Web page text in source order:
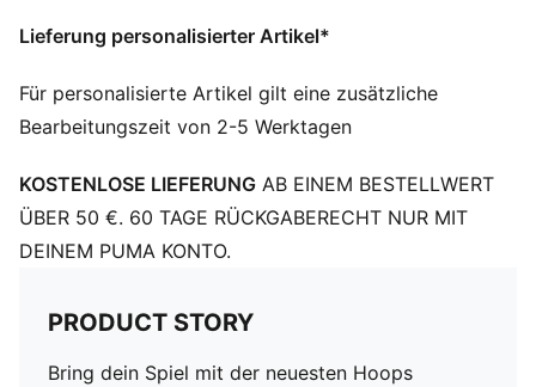
In die Zwischensohle eingearbeitete weiche
visueller technischer Ästhetik
TPU-ummantelter Formstrip für zusätzlichen Halt am
Durchgehende Gummilaufsohle mit hoher
Abriebfestigkeit von PUMA für bessere
Strapazierfähigkeit und Traktion
Lieferung personalisierter Artikel*
Für personalisierte Artikel gilt eine zusätzliche
Bearbeitungszeit von 2-5 Werktagen
KOSTENLOSE LIEFERUNG AB EINEM BESTELLWERT
ÜBER 50 €. 60 TAGE RÜCKGABERECHT NUR MIT
DEINEM PUMA KONTO.
PRODUCT STORY
Bring dein Spiel mit der neuesten Hoops